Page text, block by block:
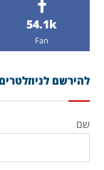
54.1k
Fan
להירשם
שם